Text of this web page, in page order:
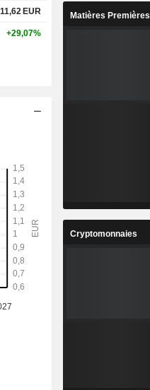
11,62 EUR
+29,07%
Matières Premières
Cryptomonnaies